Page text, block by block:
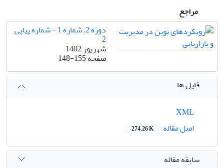
مراجع
دوره 2، شماره 1 - شماره پیاپی
2
شهریور 1402
صفحه148-155
فایل ها
اصل مقاله
274.26 K
سابقه مقاله